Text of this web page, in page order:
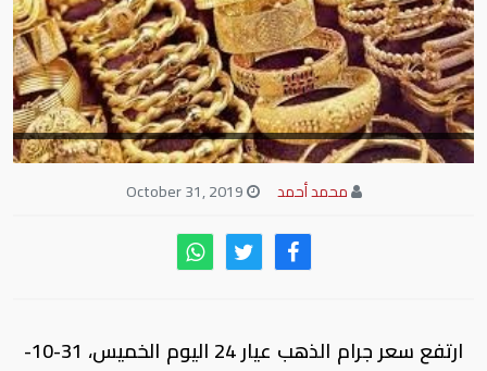
محمد أحمد
ارتفع سعر جرام الذهب عيار 24 اليوم الخميس، 31-10-